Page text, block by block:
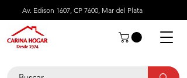
Av. Edison 1607, CP 7600, Mar del Plata